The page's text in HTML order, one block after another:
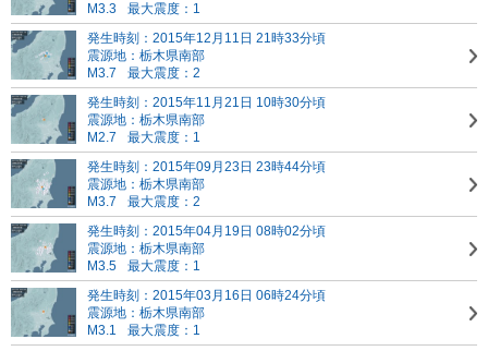
M3.3
最大震度：1
発生時刻：2015年12月11日 21時33分頃
震源地：栃木県南部
M3.7
最大震度：2
発生時刻：2015年11月21日 10時30分頃
震源地：栃木県南部
M2.7
最大震度：1
発生時刻：2015年09月23日 23時44分頃
震源地：栃木県南部
M3.7
最大震度：2
発生時刻：2015年04月19日 08時02分頃
震源地：栃木県南部
M3.5
最大震度：1
発生時刻：2015年03月16日 06時24分頃
震源地：栃木県南部
M3.1
最大震度：1